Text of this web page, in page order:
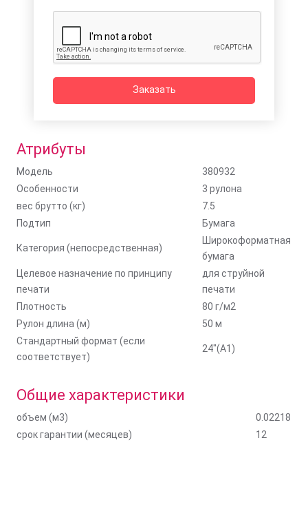
Заказать
Атрибуты
Модель
380932
Особенности
3 рулона
вес брутто (кг)
7.5
Подтип
Бумага
Категория (непосредственная)
Широкоформатная
бумага
Целевое назначение по принципу
печати
для струйной
печати
Плотность
80 г/м2
Рулон длина (м)
50 м
Стандартный формат (если
соответствует)
24"(A1)
Общие характеристики
объем (м3)
0.02218
срок гарантии (месяцев)
12